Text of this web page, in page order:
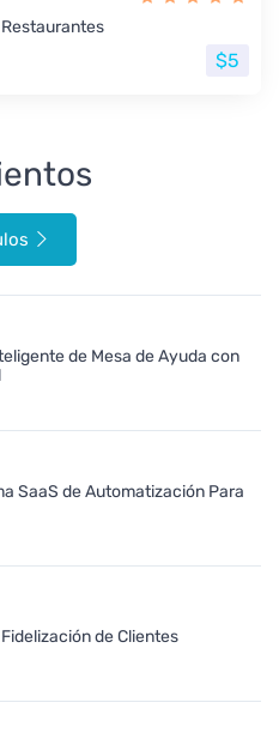
$5
de Mesa de Ayuda con
SaaS de Automatización Para
de Clientes